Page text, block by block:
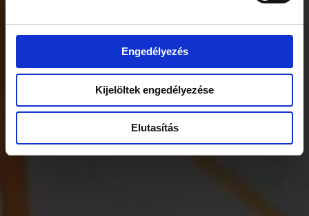
Engedélyezés
Kijelöltek engedélyezése
Elutasítás